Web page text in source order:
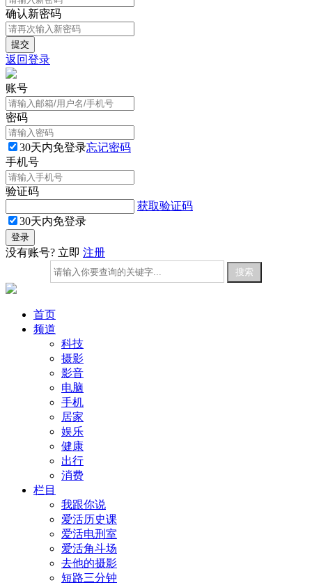
确认新密码
返回登录
账号
密码
30天内免登录忘记密码
手机号
验证码
获取验证码
30天内免登录
没有账号? 立即 注册
首页
频道
科技
摄影
影音
电脑
手机
居家
娱乐
健康
出行
消费
栏目
我跟你说
爱活历史课
爱活电刑室
爱活角斗场
去他的摄影
短路三分钟